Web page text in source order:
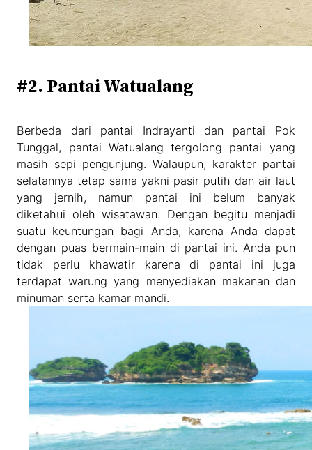
#2. Pantai Watualang
Berbeda dari pantai Indrayanti dan pantai Pok
Tunggal, pantai Watualang tergolong pantai yang
masih sepi pengunjung. Walaupun, karakter pantai
selatannya tetap sama yakni pasir putih dan air laut
yang jernih, namun pantai ini belum banyak
diketahui oleh wisatawan. Dengan begitu menjadi
suatu keuntungan bagi Anda, karena Anda dapat
dengan puas bermain-main di pantai ini. Anda pun
tidak perlu khawatir karena di pantai ini juga
terdapat warung yang menyediakan makanan dan
minuman serta kamar mandi.